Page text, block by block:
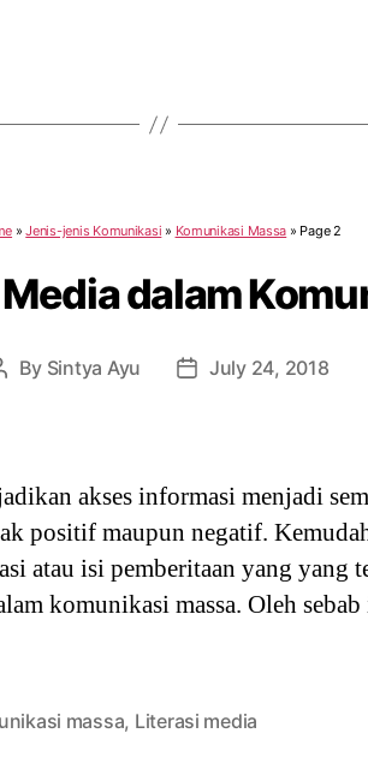
»Jenis-jenis Komunikasi » Komunikasi Massa » Page 2
dalam
By Sintya Ayu
PostJuly 24, 2018
akses informasi menjadi
positif maupun negatif.
atau isi pemberitaan yang yang
komunikasi massa. Oleh
massa, Literasi media